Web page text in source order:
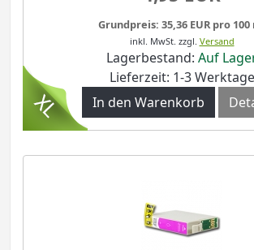
Grundpreis: 35,36 EUR pro 100
inkl. MwSt. zzgl. Versand
Lagerbestand: Auf
Lieferzeit: 1-3 Werktage
In den Warenkorb